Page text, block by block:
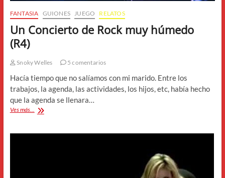
FANTASIA GUIONES JUEGO RELATOS
Un Concierto de Rock muy húmedo
(R4)
Snoky Welles 5 comentarios
Hacía tiempo que no salíamos con mi marido. Entre los
trabajos, la agenda, las actividades, los hijos, etc, había hecho
que la agenda se llenara…
Ves más...
Un
Rock